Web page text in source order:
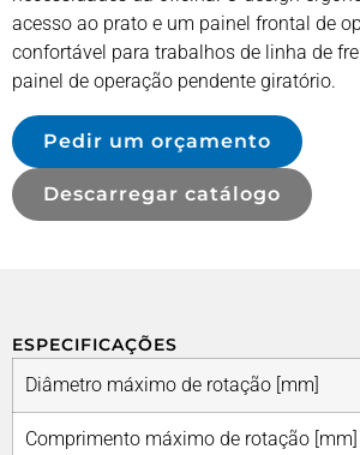
acesso ao prato e um painel frontal de
confortável para trabalhos de linha de
painel de operação pendente giratório.
Pedir um orçamento
Descarregar catálogo
ESPECIFICAÇÕES
Diâmetro máximo de rotação [mm]
Comprimento máximo de rotação [mm]